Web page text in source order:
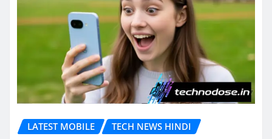
LATEST MOBILE TECH NEWS HINDI